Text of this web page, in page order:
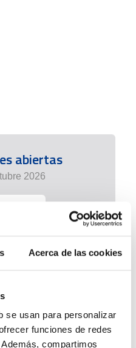
Acerca de las cookies
se usan para personalizar
funciones de redes
compartimos
abiertas
2026